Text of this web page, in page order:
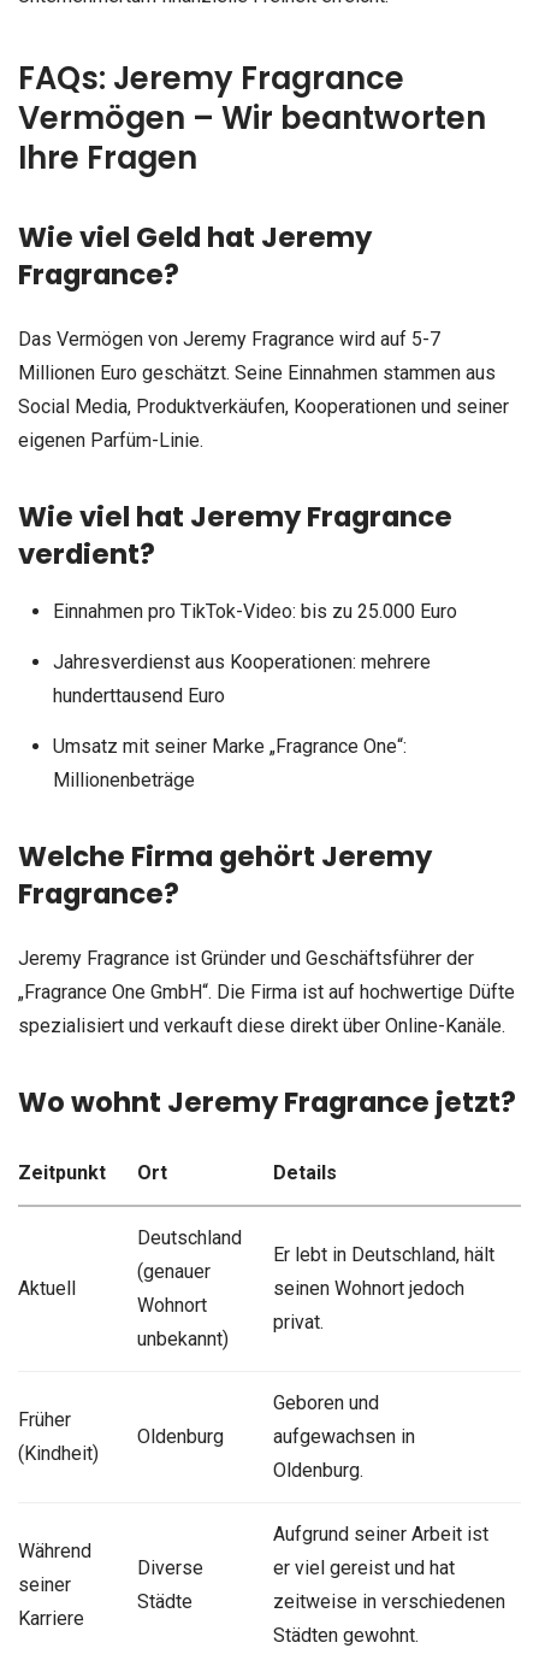
FAQs: Jeremy Fragrance
Vermögen – Wir beantworten
Ihre Fragen
Wie viel Geld hat Jeremy
Fragrance?
Das Vermögen von Jeremy Fragrance wird auf 5-7
Millionen Euro geschätzt. Seine Einnahmen stammen aus
Social Media, Produktverkäufen, Kooperationen und seiner
eigenen Parfüm-Linie.
Wie viel hat Jeremy Fragrance
verdient?
Einnahmen pro TikTok-Video: bis zu 25.000 Euro
Jahresverdienst aus Kooperationen: mehrere
hunderttausend Euro
Umsatz mit seiner Marke „Fragrance One“:
Millionenbeträge
Welche Firma gehört Jeremy
Fragrance?
Jeremy Fragrance ist Gründer und Geschäftsführer der
„Fragrance One GmbH“. Die Firma ist auf hochwertige Düfte
spezialisiert und verkauft diese direkt über Online-Kanäle.
Wo wohnt Jeremy Fragrance jetzt?
Zeitpunkt Ort Details
Aktuell
Deutschland
(genauer
Wohnort
unbekannt)
Er lebt in Deutschland, hält
seinen Wohnort jedoch
privat.
Früher
(Kindheit)
Oldenburg
Geboren und
aufgewachsen in
Oldenburg.
Während
seiner
Karriere
Diverse
Städte
Aufgrund seiner Arbeit ist
er viel gereist und hat
zeitweise in verschiedenen
Städten gewohnt.